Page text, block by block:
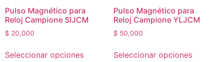
Pulso Magnético para
Reloj Campione SIJCM
$ 20,000
Seleccionar opciones
Pulso Magnético para
Reloj Campione YLJCM
$ 50,000
Seleccionar opciones